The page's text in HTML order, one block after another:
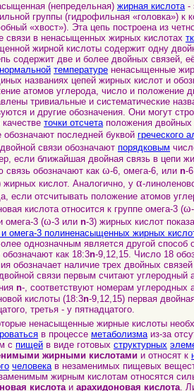
(непредельная) жирная кислота-
группы (гидрофильная «головка») к
«хвост»). Эта цепь построена из
связи в ненасыщенных жирных кислотах
жирной кислоты содержит одну
содержит две и более двойных связей,
нормальной температуре ненасыщенные
названиях цепей жирных кислот и
атомов углерода, число и положение
тривиальные и систематические
и другие обозначения. Они могут
точки отсчетаположения двойных
обозначают последней буквой греческого
связи обозначают порядковым
если ближайшая двойная связь в цепи
связь обозначают как ω‑6, омега‑6, или n
жирных кислот. Аналогично, у α-
если отсчитывать положение атомов
кислота относится к группе омега‑3 (ω
омега‑3 (ω‑3 или n‑3) жирных кислот
и омега-3 полиненасыщенных жирных
однозначным является другой
обозначают как 18:3n-9,12,15. Число 18
обозначает наличие трех двойных
связи первым считают
n-, соответствуют номерам углеродных
кислоты (18:3n-9,12,15) первая
третья - у пятнадцатого.
ненасыщенные жирные кислоты
в процессе метаболизмаиз-за
с пищей в виде готовых структурных
жирными кислотами и относят к
человекав незаменимых пищевых
жирным кислотам относятся
кислотаи арахидоновая кислота.